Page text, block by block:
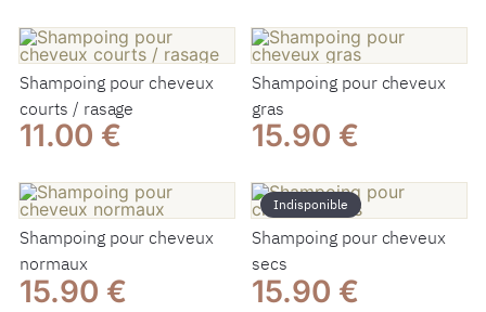
Shampoing pour cheveux
courts / rasage
11.00 €
Shampoing pour cheveux
gras
15.90 €
Shampoing pour cheveux
normaux
15.90 €
Indisponible
Shampoing pour cheveux
secs
15.90 €